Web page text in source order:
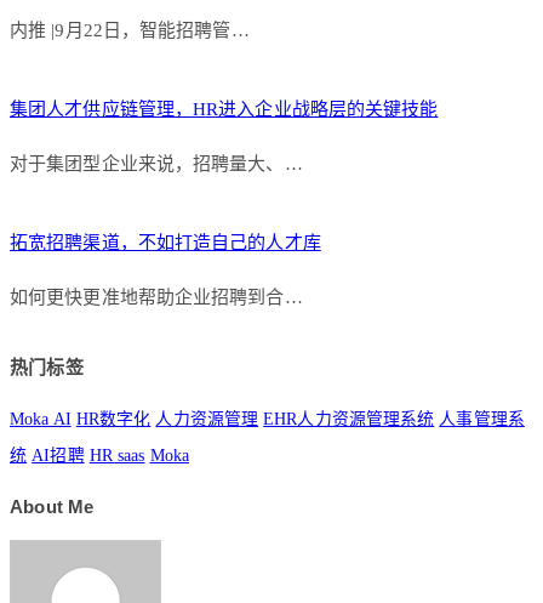
内推 |9月22日，智能招聘管…
集团人才供应链管理，HR进入企业战略层的关键技能
对于集团型企业来说，招聘量大、…
拓宽招聘渠道，不如打造自己的人才库
如何更快更准地帮助企业招聘到合…
热门标签
Moka AI HR数字化 人力资源管理 EHR人力资源管理系统 人事管理系
统 AI招聘 HR saas Moka
About Me